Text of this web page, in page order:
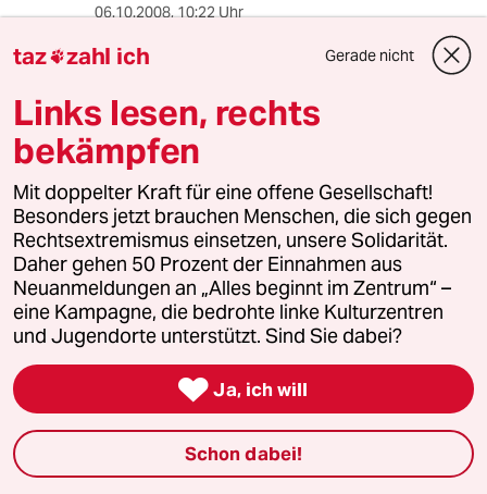
06.10.2008,10:22 Uhr
also 30 000 Mücken pro Nase für ein Jahr
Pendeln zwischen Berlin und Hamburg glaub
kostet 3 500 Euro und berechtigt ein Jahr lang
zu beliebig vielen Fahrten in ganz Deutschland.
Die BC 100 1. Klasse gibts für 5 900 Euro, also
die wär da prinzipiell auch noch drin. Lieber
Springer-Verlag: zahlt mir einfach 10% vom
Preisunterschied für meine tolle Idee, dann bin
ich super zufrieden!!
O Otti
06.10.2008,10:09 Uhr
Mein Gott Aufregung für nix! Die nutzen doch
nur die Struktur des Kapitalismus aus und
streben nach Gewinnmaximierung. Sollen sie
doch tun, denn das machen ja
taz zahl ich Gerade nicht
Links lesen, rechts
bekämpfen
Mit doppelter Kraft für eine offene Gesellschaft!
Besonders jetzt brauchen Menschen, die sich gegen
Rechtsextremismus einsetzen, unsere Solidarität.
Daher gehen 50 Prozent der Einnahmen aus
Neuanmeldungen an „Alles beginnt im Zentrum“ –
eine Kampagne, die bedrohte linke Kulturzentren
und Jugendorte unterstützt. Sind Sie dabei?
 Ja, ich will
Schon dabei!